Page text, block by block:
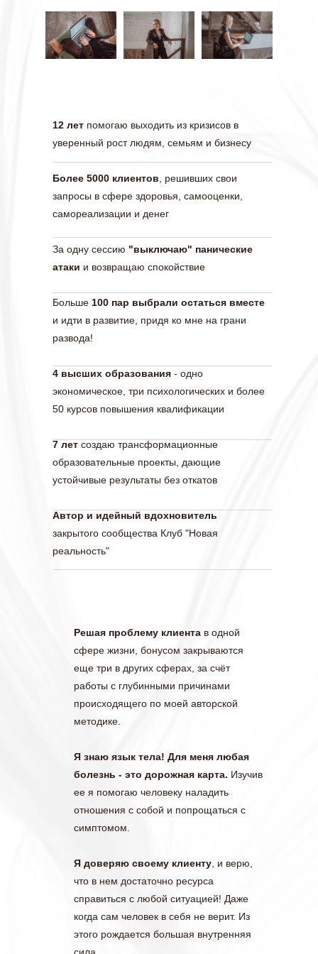
12 лет помогаю выходить из кризисов в
уверенный рост людям, семьям и бизнесу
Более 5000 клиентов , решивших свои
запросы в сфере здоровья, самооценки,
самореализации и денег
За одну сессию "выключаю" панические
атаки и возвращаю спокойствие
Больше 100 пар выбрали остаться вместе
и идти в развитие, придя ко мне на грани
развода!
4 высших образования - одно
экономическое, три психологических и более
50 курсов повышения квалификации
7 лет создаю трансформационные
образовательные проекты, дающие
устойчивые результаты без откатов
Автор и идейный вдохновитель
закрытого сообщества Клуб "Новая
реальность"
Решая проблему клиента в одной
сфере жизни, бонусом закрываются
еще три в других сферах, за счёт
работы с глубинными причинами
происходящего по моей авторской
методике.
Я знаю язык тела! Для меня любая
болезнь - это дорожная карта. Изучив
ее я помогаю человеку наладить
отношения с собой и попрощаться с
симптомом.
Я доверяю своему клиенту , и верю,
что в нем достаточно ресурса
справиться с любой ситуацией! Даже
когда сам человек в себя не верит. Из
этого рождается большая внутренняя